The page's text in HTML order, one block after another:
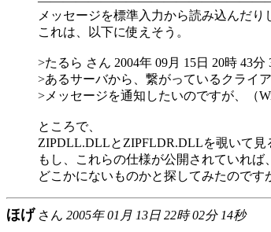
メッセージを標準入力から読み込んだり
これは、以下に使えそう。
>たるら さん 2004年 09月 15日 20時 43分
>あるサーバから、繋がっているクライ
>メッセージを通知したいのですが、（
ところで、
ZIPDLL.DLLとZIPFLDR.DLLを覗いて見
もし、これらの仕様が公開されていれば
どこかにないものかと探してみたのです
ほげ さん 2005年 01月 13日 22時 02分 14秒